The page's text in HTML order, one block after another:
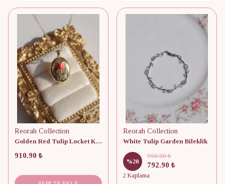
Reorah Collection
Golden Red Tulip Locket Kolye
910.90 ₺
Reorah Collection
White Tulip Garden Bileklik
%20
990.90 ₺
792.90 ₺
2 Kaplama